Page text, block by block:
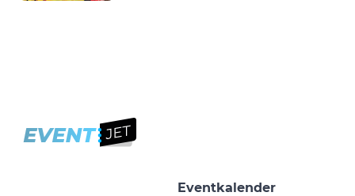
Eventkalender